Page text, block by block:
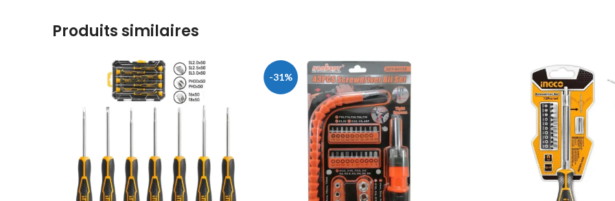
Produits similaires
-31%